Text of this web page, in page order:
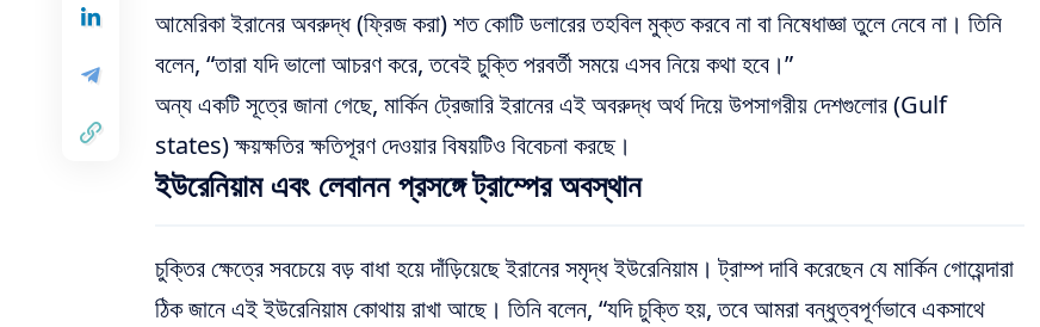
আমেরিকা ইরানের অবরুদ্ধ (ফ্রিজ করা) শত কোটি ডলারের তহবিল মুক্ত করবে না বা নিষেধাজ্ঞা তুলে নেবে না। তিনি
বলেন, “তারা যদি ভালো আচরণ করে, তবেই চুক্তি পরবর্তী সময়ে এসব নিয়ে কথা হবে।”
অন্য একটি সূত্রে জানা গেছে, মার্কিন ট্রেজারি ইরানের এই অবরুদ্ধ অর্থ দিয়ে উপসাগরীয় দেশগুলোর (Gulf
states) ক্ষয়ক্ষতির ক্ষতিপূরণ দেওয়ার বিষয়টিও বিবেচনা করছে।
ইউরেনিয়াম এবং লেবানন প্রসঙ্গে ট্রাম্পের অবস্থান
চুক্তির ক্ষেত্রে সবচেয়ে বড় বাধা হয়ে দাঁড়িয়েছে ইরানের সমৃদ্ধ ইউরেনিয়াম। ট্রাম্প দাবি করেছেন যে মার্কিন গোয়েন্দারা
ঠিক জানে এই ইউরেনিয়াম কোথায় রাখা আছে। তিনি বলেন, “যদি চুক্তি হয়, তবে আমরা বন্ধুত্বপূর্ণভাবে একসাথে